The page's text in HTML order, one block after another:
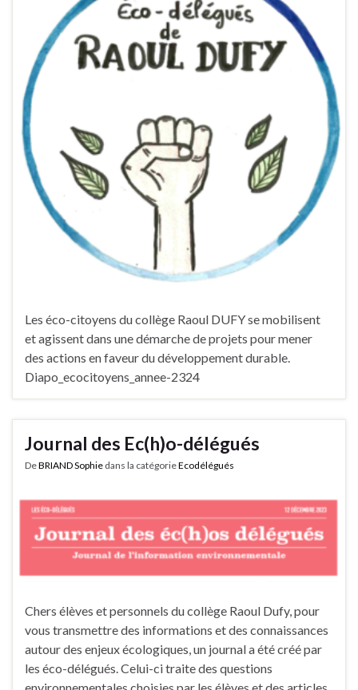
Les éco-citoyens du collège Raoul DUFY se mobilisent
et agissent dans une démarche de projets pour mener
des actions en faveur du développement durable.
Diapo_ecocitoyens_annee-2324
Journal des Ec(h)o-délégués
DeBRIAND Sophie dans la catégorieEcodélégués
Chers élèves et personnels du collège Raoul Dufy, pour
vous transmettre des informations et des connaissances
autour des enjeux écologiques, un journal a été créé par
les éco-délégués. Celui-ci traite des questions